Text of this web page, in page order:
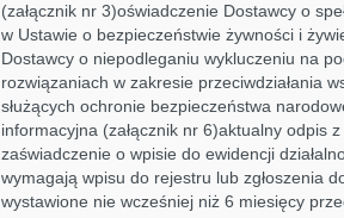
(załącznik nr 3)oświadczenie Dostawcy o
w Ustawie o bezpieczeństwie żywności i
Dostawcy o niepodleganiu wykluczeniu na
rozwiązaniach w zakresie przeciwdziałania
służących ochronie bezpieczeństwa
informacyjna (załącznik nr 6)aktualny odpis
zaświadczenie o wpisie do ewidencji
wymagają wpisu do rejestru lub zgłoszenia
wystawione nie wcześniej niż 6 miesięcy